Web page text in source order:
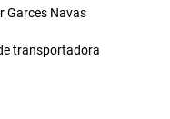
Garces Navas
transportadora